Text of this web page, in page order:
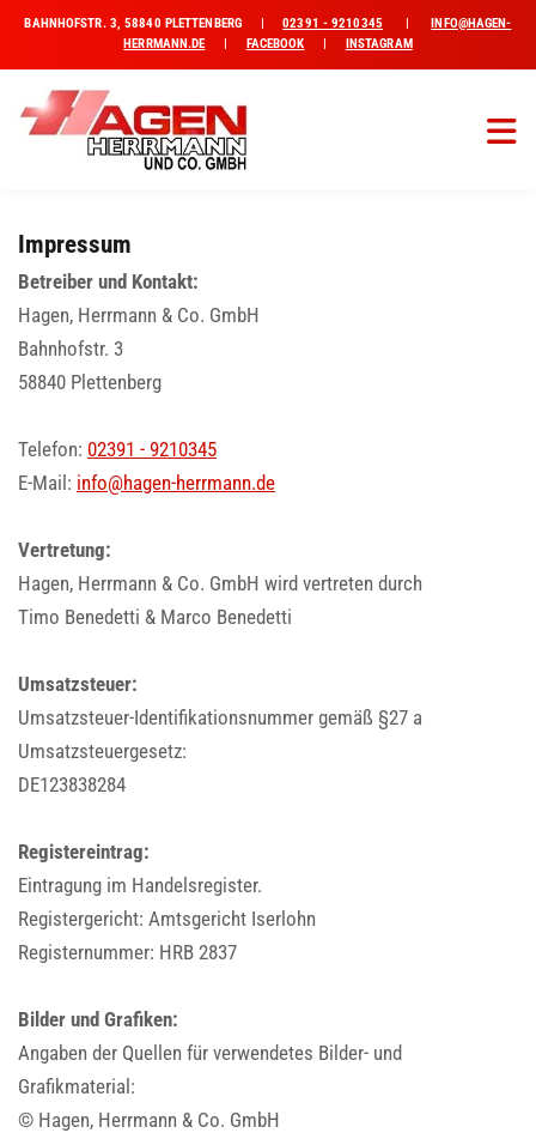
BAHNHOFSTR. 3, 58840 PLETTENBERG |02391 - 9210345 |INFO@HAGEN-
HERRMANN.DE| FACEBOOK | INSTAGRAM
Impressum
Betreiber und Kontakt:
Hagen, Herrmann & Co. GmbH
Bahnhofstr. 3
58840 Plettenberg
Telefon: 02391 - 9210345
E-Mail: info@hagen-herrmann.de
Vertretung:
Hagen, Herrmann & Co. GmbH wird vertreten durch
Timo Benedetti & Marco Benedetti
Umsatzsteuer:
Umsatzsteuer-Identifikationsnummer gemäß §27 a
Umsatzsteuergesetz:
DE123838284
Registereintrag:
Eintragung im Handelsregister.
Registergericht: Amtsgericht Iserlohn
Registernummer: HRB 2837
Bilder und Grafiken:
Angaben der Quellen für verwendetes Bilder- und
Grafikmaterial:
© Hagen, Herrmann & Co. GmbH